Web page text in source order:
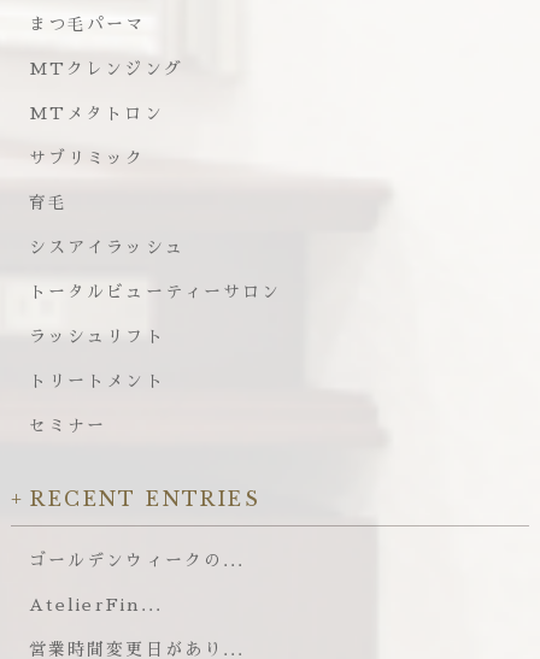
まつ毛パーマ
MTクレンジング
MTメタトロン
サブリミック
育毛
シスアイラッシュ
トータルビューティーサロン
ラッシュリフト
トリートメント
セミナー
RECENT ENTRIES
ゴールデンウィークの...
AtelierFin...
営業時間変更日があり...